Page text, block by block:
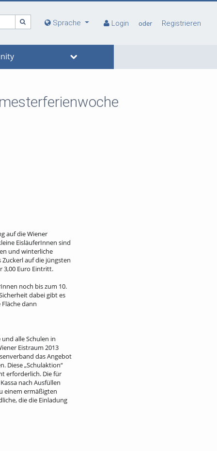
Sprache Login oder Registrieren
auf die Wiener
EisläuferInnen sind
und winterliche
auf die jüngsten
3,00 Euro Eintritt.
noch bis zum 10.
dabei gibt es
dann
alle Schulen in
Eistraum 2013
das Angebot
Diese „Schulaktion“
erforderlich. Die für
nach Ausfüllen
einem ermäßigten
die die Einladung